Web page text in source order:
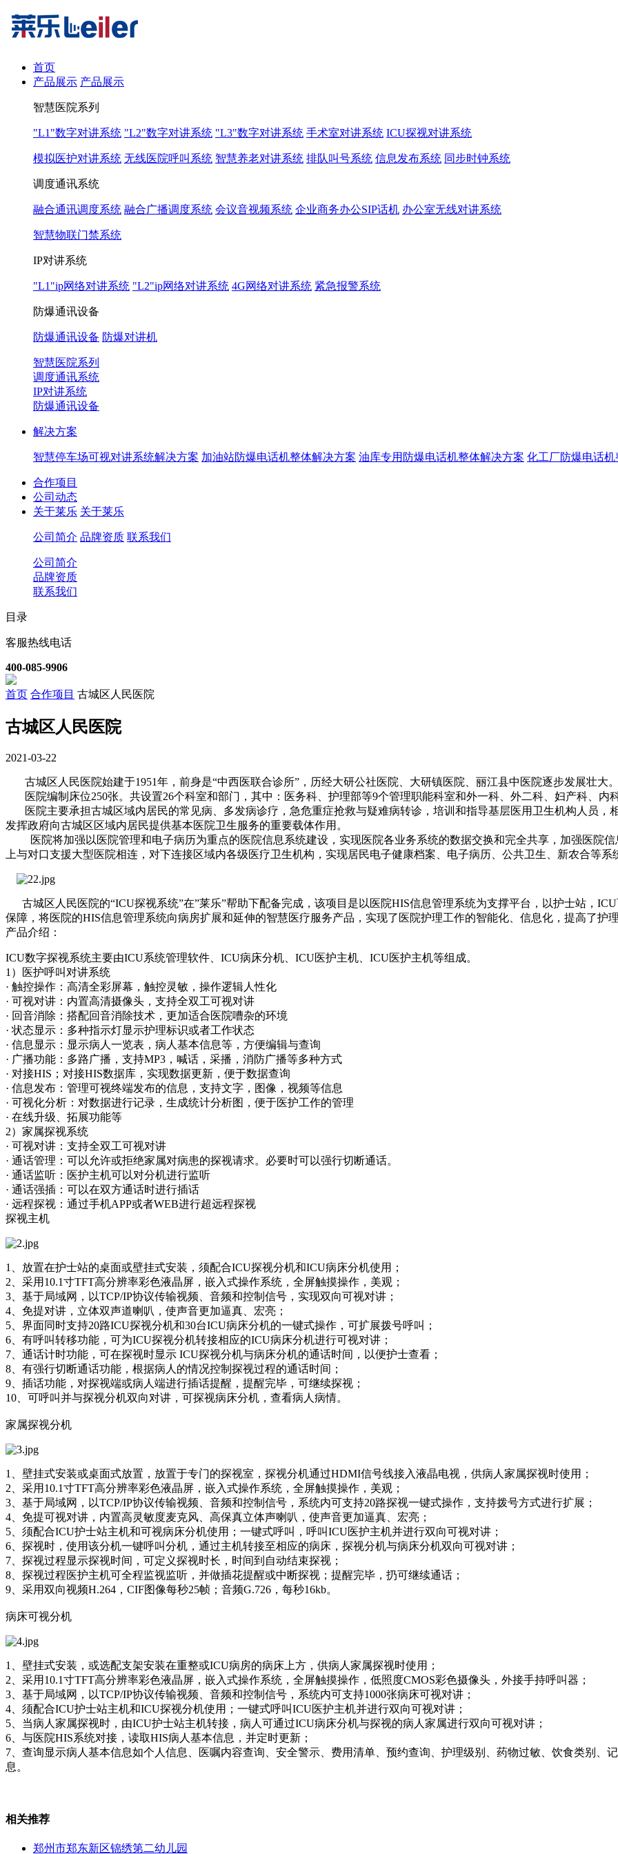
首页
产品展示 产品展示
智慧医院系列
"L1"数字对讲系统 "L2"数字对讲系统 "L3"数字对讲系统 手术室对讲系统 ICU探视对讲系统
模拟医护对讲系统 无线医院呼叫系统 智慧养老对讲系统 排队叫号系统 信息发布系统 同步时钟系统
调度通讯系统
融合通讯调度系统 融合广播调度系统 会议音视频系统 企业商务办公SIP话机 办公室无线对讲系统
智慧物联门禁系统
IP对讲系统
"L1"ip网络对讲系统 "L2"ip网络对讲系统 4G网络对讲系统 紧急报警系统
防爆通讯设备
防爆通讯设备 防爆对讲机
智慧医院系列
调度通讯系统
IP对讲系统
防爆通讯设备
解决方案
智慧停车场可视对讲系统解决方案 加油站防爆电话机整体解决方案 油库专用防爆电话机整体解决方案 化工厂防爆电话
合作项目
公司动态
关于莱乐 关于莱乐
公司简介 品牌资质 联系我们
公司简介
品牌资质
联系我们
目录
客服热线电话
400-085-9906
首页 合作项目 古城区人民医院
古城区人民医院
2021-03-22
古城区人民医院始建于1951年，前身是“中西医联合诊所”，历经大研公社医院、大研镇医院、丽江县中医院逐步发展壮大
医院编制床位250张。共设置26个科室和部门，其中：医务科、护理部等9个管理职能科室和外一科、外二科、妇产科、内
医院主要承担古城区域内居民的常见病、多发病诊疗，急危重症抢救与疑难病转诊，培训和指导基层医用卫生机构人员，
发挥政府向古城区区域内居民提供基本医院卫生服务的重要载体作用。
医院将加强以医院管理和电子病历为重点的医院信息系统建设，实现医院各业务系统的数据交换和完全共享，加强医院
上与对口支援大型医院相连，对下连接区域内各级医疗卫生机构，实现居民电子健康档案、电子病历、公共卫生、新农合等
古城区人民医院的“ICU探视系统”在”莱乐”帮助下配备完成，该项目是以医院HIS信息管理系统为支撑平台，以护士站，
保障，将医院的HIS信息管理系统向病房扩展和延伸的智慧医疗服务产品，实现了医院护理工作的智能化、信息化，提高了护
产品介绍：
ICU数字探视系统主要由ICU系统管理软件、ICU病床分机、ICU医护主机、ICU医护主机等组成。
1）医护呼叫对讲系统
· 触控操作：高清全彩屏幕，触控灵敏，操作逻辑人性化
· 可视对讲：内置高清摄像头，支持全双工可视对讲
· 回音消除：搭配回音消除技术，更加适合医院嘈杂的环境
· 状态显示：多种指示灯显示护理标识或者工作状态
· 信息显示：显示病人一览表，病人基本信息等，方便编辑与查询
· 广播功能：多路广播，支持MP3，喊话，采播，消防广播等多种方式
· 对接HIS；对接HIS数据库，实现数据更新，便于数据查询
· 信息发布：管理可视终端发布的信息，支持文字，图像，视频等信息
· 可视化分析：对数据进行记录，生成统计分析图，便于医护工作的管理
· 在线升级、拓展功能等
2）家属探视系统
· 可视对讲：支持全双工可视对讲
· 通话管理：可以允许或拒绝家属对病患的探视请求。必要时可以强行切断通话。
· 通话监听：医护主机可以对分机进行监听
· 通话强插：可以在双方通话时进行插话
· 远程探视：通过手机APP或者WEB进行超远程探视
探视主机
1、放置在护士站的桌面或壁挂式安装，须配合ICU探视分机和ICU病床分机使用；
2、采用10.1寸TFT高分辨率彩色液晶屏，嵌入式操作系统，全屏触摸操作，美观；
3、基于局域网，以TCP/IP协议传输视频、音频和控制信号，实现双向可视对讲；
4、免提对讲，立体双声道喇叭，使声音更加逼真、宏亮；
5、界面同时支持20路ICU探视分机和30台ICU病床分机的一键式操作，可扩展拨号呼叫；
6、有呼叫转移功能，可为ICU探视分机转接相应的ICU病床分机进行可视对讲；
7、通话计时功能，可在探视时显示 ICU探视分机与病床分机的通话时间，以便护士查看；
8、有强行切断通话功能，根据病人的情况控制探视过程的通话时间；
9、插话功能，对探视端或病人端进行插话提醒，提醒完毕，可继续探视；
10、可呼叫并与探视分机双向对讲，可探视病床分机，查看病人病情。
家属探视分机
1、壁挂式安装或桌面式放置，放置于专门的探视室，探视分机通过HDMI信号线接入液晶电视，供病人家属探视时使用；
2、采用10.1寸TFT高分辨率彩色液晶屏，嵌入式操作系统，全屏触摸操作，美观；
3、基于局域网，以TCP/IP协议传输视频、音频和控制信号，系统内可支持20路探视一键式操作，支持拨号方式进行扩展；
4、免提可视对讲，内置高灵敏度麦克风、高保真立体声喇叭，使声音更加逼真、宏亮；
5、须配合ICU护士站主机和可视病床分机使用；一键式呼叫，呼叫ICU医护主机并进行双向可视对讲；
6、探视时，使用该分机一键呼叫分机，通过主机转接至相应的病床，探视分机与病床分机双向可视对讲；
7、探视过程显示探视时间，可定义探视时长，时间到自动结束探视；
8、探视过程医护主机可全程监视监听，并做插花提醒或中断探视；提醒完毕，扔可继续通话；
9、采用双向视频H.264，CIF图像每秒25帧；音频G.726，每秒16kb。
病床可视分机
1、壁挂式安装，或选配支架安装在重整或ICU病房的病床上方，供病人家属探视时使用；
2、采用10.1寸TFT高分辨率彩色液晶屏，嵌入式操作系统，全屏触摸操作，低照度CMOS彩色摄像头，外接手持呼叫器；
3、基于局域网，以TCP/IP协议传输视频、音频和控制信号，系统内可支持1000张病床可视对讲；
4、须配合ICU护士站主机和ICU探视分机使用；一键式呼叫ICU医护主机并进行双向可视对讲；
5、当病人家属探视时，由ICU护士站主机转接，病人可通过ICU病床分机与探视的病人家属进行双向可视对讲；
6、与医院HIS系统对接，读取HIS病人基本信息，并定时更新；
7、查询显示病人基本信息如个人信息、医嘱内容查询、安全警示、费用清单、预约查询、护理级别、药物过敏、饮食类别、
息。
相关推荐
郑州市郑东新区锦绣第二幼儿园